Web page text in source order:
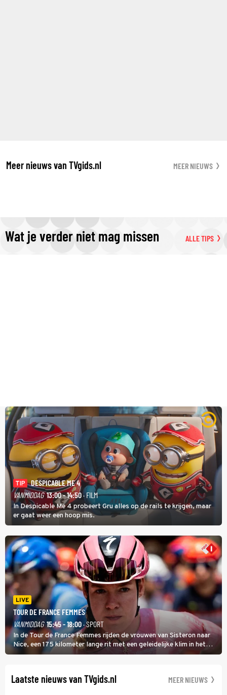
Meer nieuws van TVgids.nl MEER NIEUWS
Wat je verder niet mag missen ALLE TIPS
TIP
DESPICABLE ME 4
VANMIDDAG 13:00 - 14:50· FILM
In Despicable Me 4 probeert Gru alles op de rails te krijgen, maar
er gaat weer een hoop mis.
LIVE
TOUR DE FRANCE FEMMES
VANMIDDAG 15:45 - 18:00· SPORT
In de Tour de France Femmes rijden de vrouwen van Sisteron naar
Nice, een 175 kilometer lange rit met een geleidelijke klim in het
midden. Dat is mogelijk niet de zwaarste hindernis, dat is de
Laatste nieuws van TVgids.nl MEER NIEUWS